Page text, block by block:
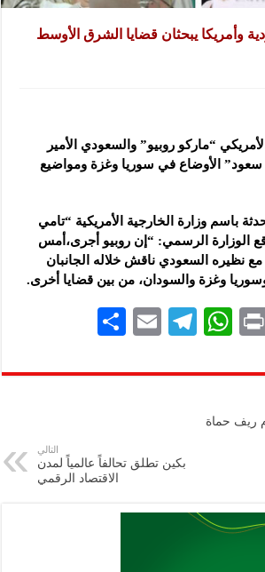
وأمريكا يبحثان قضايا الشرق الأوسط
“ماركو روبيو” والسعودي الأمير
سعود” الأوضاع في سوريا وغزة ومواضيع
باسم وزارة الخارجية الأمريكية “تامي
الوزارة الرسمي: “إن روبيو أجرى،أمس
مع نظيره السعودي ناقش خلاله الجانبان
وغزة والسودان، من بين قضايا أخرى.
T
P
nt
W
at
Te
gr
E
ai
ar
ريف حماة
التالي
بكين تطلق تحالفاً عالمياً لمدن
الاقتصاد الرقمي